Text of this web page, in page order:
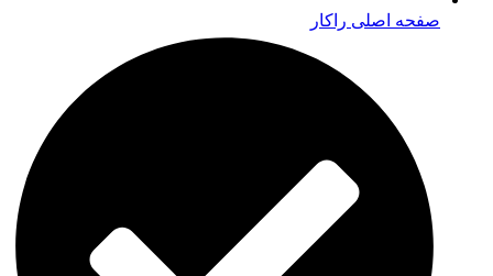
صفحه اصلی راکار